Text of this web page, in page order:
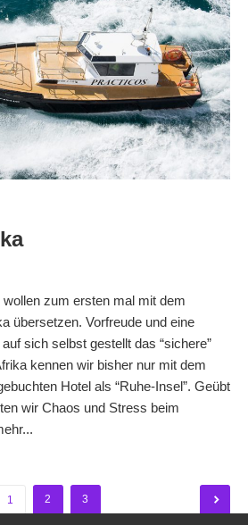
zum ersten mal mit dem
übersetzen. Vorfreude und eine
sich selbst gestellt das “sichere”
kennen wir bisher nur mit dem
Hotel als “Ruhe-Insel”. Geübt
wir Chaos und Stress beim
1 2 3